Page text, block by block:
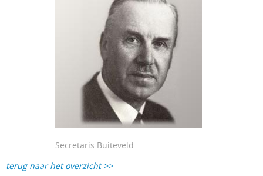
Secretaris Buiteveld
terug naar het overzicht >>